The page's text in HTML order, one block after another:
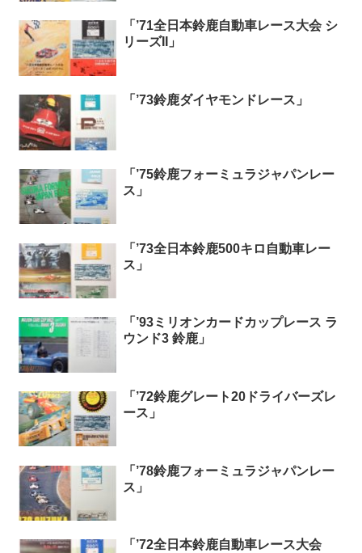
「’71全日本鈴鹿自動車レース大会 シ
リーズII」
「’73鈴鹿ダイヤモンドレース」
「’75鈴鹿フォーミュラジャパンレー
ス」
「’73全日本鈴鹿500キロ自動車レー
ス」
「’93ミリオンカードカップレース ラ
ウンド3 鈴鹿」
「’72鈴鹿グレート20ドライバーズレ
ース」
「’78鈴鹿フォーミュラジャパンレー
ス」
「’72全日本鈴鹿自動車レース大会